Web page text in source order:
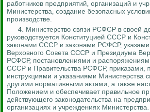
работников предприятий, организаций и
Министерства, создание безопасных
производстве.
4. Министерство связи РСФСР в своей
руководствуется Конституцией СССР и
законами СССР и законами РСФСР,
Верховного Совета СССР и Президиума
РСФСР, постановлениями и
СССР и Правительства РСФСР, приказами,
инструкциями и указаниями Министерства
другими нормативными актами, а также
Положением и обеспечивает правильное
действующего законодательства на
организациях и учреждениях Министерства.